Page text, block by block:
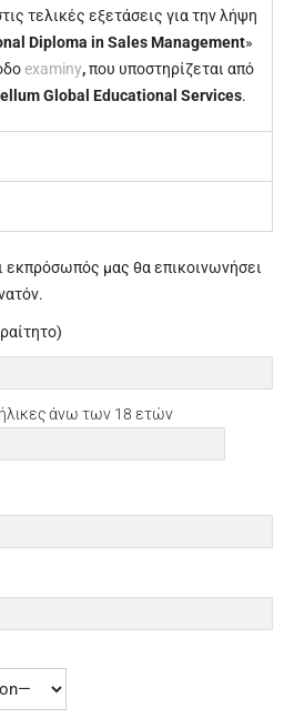
τελικές εξετάσεις για την λήψη
Diploma inSalesManagement»
examiny,που υποστηρίζεται από
Global Educational Services.
μας θα επικοινωνήσει
άνω των 18 ετών